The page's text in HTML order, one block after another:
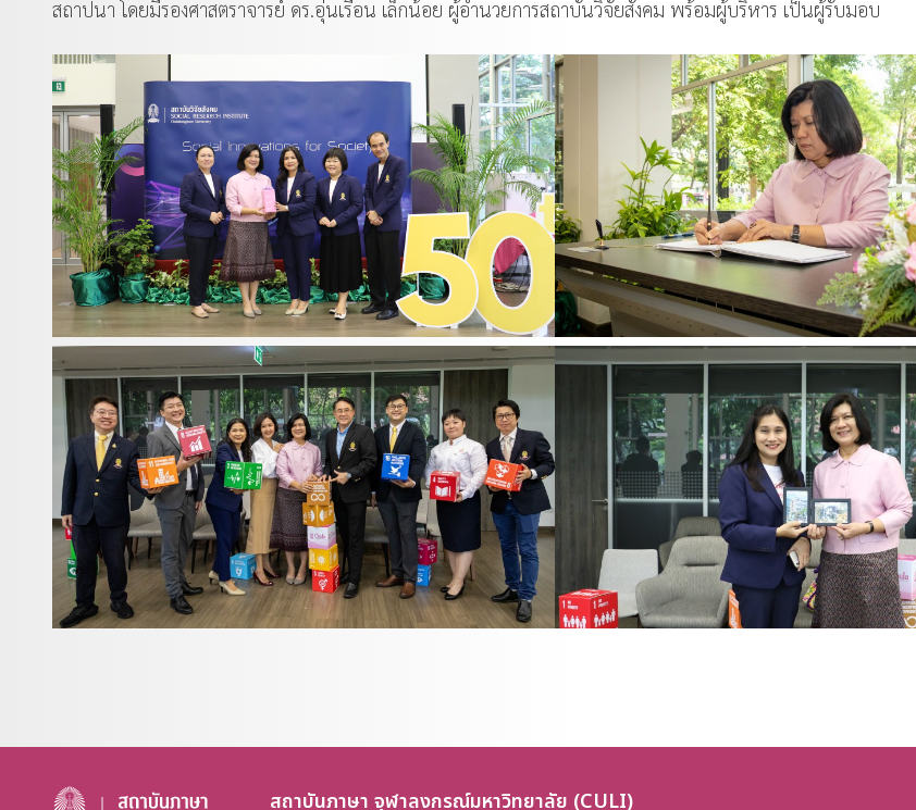
สถาปนา โดยมีรองศาสตราจารย์ ดร.อุ่นเรือน เล็กน้อย ผู้อำนวยการสถาบันวิจัยสังคม พร้อมผู้บริหาร เป็นผู้รับมอบ
สถาบันภาษา จุฬาลงกรณ์มหาวิทยาลัย (CULI)